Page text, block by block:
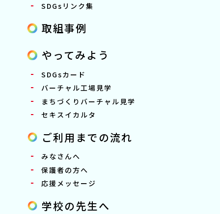
SDGsリンク集
取組事例
やってみよう
SDGsカード
バーチャル工場見学
まちづくりバーチャル見学
セキスイカルタ
ご利用までの流れ
みなさんへ
保護者の方へ
応援メッセージ
学校の先生へ